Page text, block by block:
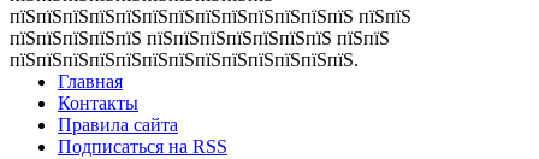
пїЅпїЅпїЅпїЅпїЅпїЅпїЅпїЅпїЅпїЅпїЅпїЅпїЅ пїЅпїЅ
пїЅпїЅпїЅпїЅпїЅ пїЅпїЅпїЅпїЅпїЅпїЅпїЅ пїЅпїЅ
пїЅпїЅпїЅпїЅпїЅпїЅпїЅпїЅпїЅпїЅпїЅпїЅпїЅ.
Главная
Контакты
Правила сайта
Подписаться на RSS